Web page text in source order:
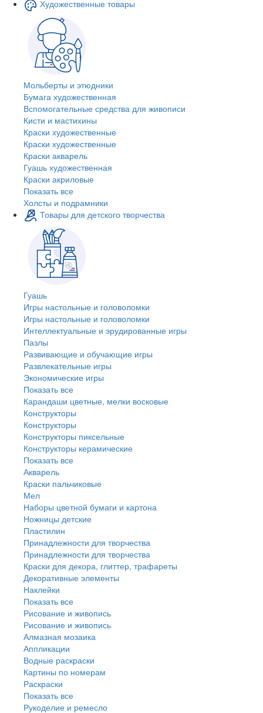
Художественные товары
Мольберты и этюдники
Бумага художественная
Вспомогательные средства для живописи
Кисти и мастихины
Краски художественные
Краски художественные
Краски акварель
Гуашь художественная
Краски акриловые
Показать все
Холсты и подрамники
Товары для детского творчества
Гуашь
Игры настольные и головоломки
Игры настольные и головоломки
Интеллектуальные и эрудированные игры
Пазлы
Развивающие и обучающие игры
Развлекательные игры
Экономические игры
Показать все
Карандаши цветные, мелки восковые
Конструкторы
Конструкторы
Конструкторы пиксельные
Конструкторы керамические
Показать все
Акварель
Краски пальчиковые
Мел
Наборы цветной бумаги и картона
Ножницы детские
Пластилин
Принадлежности для творчества
Принадлежности для творчества
Краски для декора, глиттер, трафареты
Декоративные элементы
Наклейки
Показать все
Рисование и живопись
Рисование и живопись
Алмазная мозаика
Аппликации
Водные раскраски
Картины по номерам
Раскраски
Показать все
Рукоделие и ремесло